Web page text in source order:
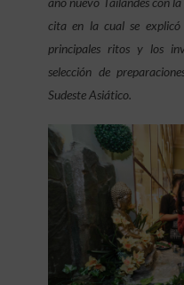
cita en la cual se explicó
principales ritos y los
selección de
Sudeste Asiático.